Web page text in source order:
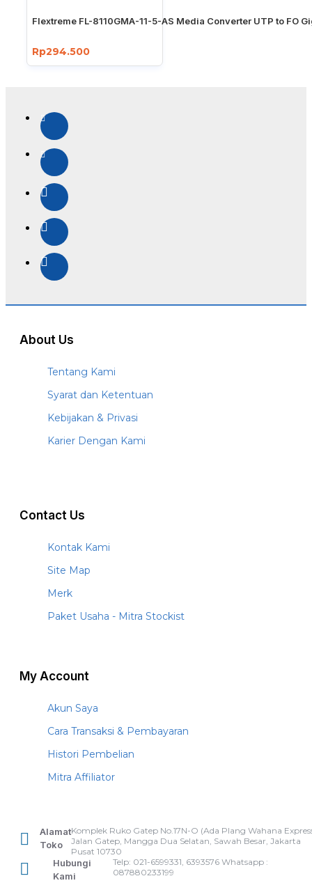
Flextreme FL-8110GMA-11-5-AS Media Converter UTP to FO
Rp294.500
About Us
Tentang Kami
Syarat dan Ketentuan
Kebijakan & Privasi
Karier Dengan Kami
Contact Us
Kontak Kami
Site Map
Merk
Paket Usaha - Mitra Stockist
My Account
Akun Saya
Cara Transaksi & Pembayaran
Histori Pembelian
Mitra Affiliator
Alamat
Toko
Komplek Ruko Gatep No.17N-O (Ada Plang Wahana
Jalan Gatep, Mangga Dua Selatan, Sawah Besar, Jakarta
Pusat 10730
Hubungi
Kami
Telp: 021-6599331, 6393576 Whatsapp :
087880233199